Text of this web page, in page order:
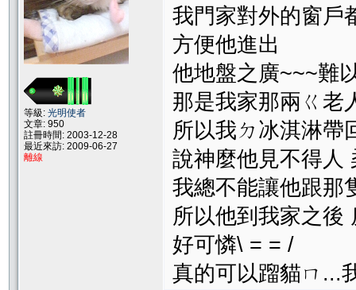
等級: 光明使者
文章: 950
註冊時間: 2003-12-28
最近來訪: 2009-06-27
離線
我門家對外的窗戶
方便他進出
他地盤之廣~~~難
那是我家那兩ㄍ老
所以我ㄉ冰淇淋帶
說神麼他見不得人
我總不能讓他跟那
所以他到我家之後
好可憐\ = = /
真的可以蹓貓ㄇ...